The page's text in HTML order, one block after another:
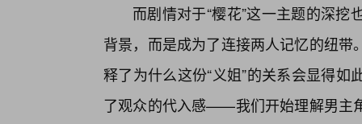
而剧情对于“樱花”这一主题的深
背景，而是成为了连接两人记忆的纽
释了为什么这份“义姐”的关系会显得
了观众的代入感——我们开始理解男主